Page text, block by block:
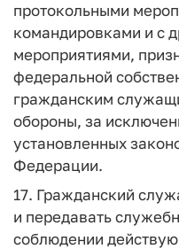
протокольными
командировками и с
мероприятиями,
федеральной
гражданским
обороны, за
установленных
Федерации.
17. Гражданский
и передавать
соблюдении